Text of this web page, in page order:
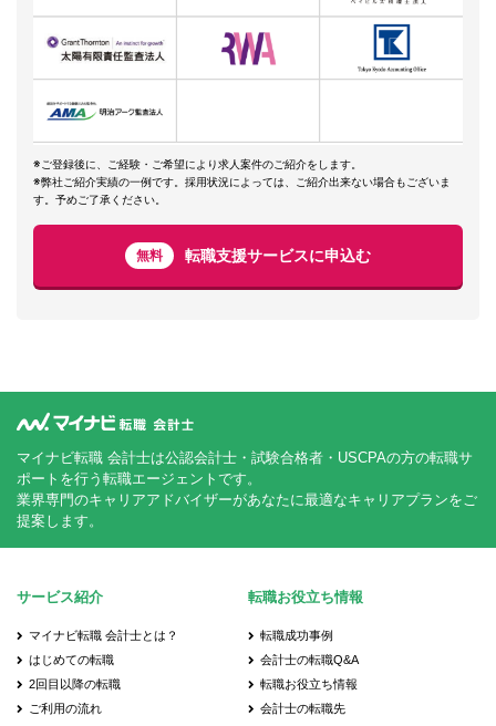
※ご登録後に、ご経験・ご希望により求人案件のご紹介をします。
※弊社ご紹介実績の一例です。採用状況によっては、ご紹介出来ない場合もございま
す。予めご了承ください。
無料 転職支援サービスに申込む
マイナビ転職 会計士は公認会計士・試験合格者・USCPAの方の転職サ
ポートを行う転職エージェントです。
業界専門のキャリアアドバイザーがあなたに最適なキャリアプランをご
提案します。
サービス紹介
マイナビ転職 会計士とは？
はじめての転職
2回目以降の転職
ご利用の流れ
転職お役立ち情報
転職成功事例
会計士の転職Q&A
転職お役立ち情報
会計士の転職先